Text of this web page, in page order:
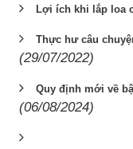
Lợi ích khi lắp loa
Thực hư câu
(29/07/2022)
Quy định mới về
(06/08/2024)